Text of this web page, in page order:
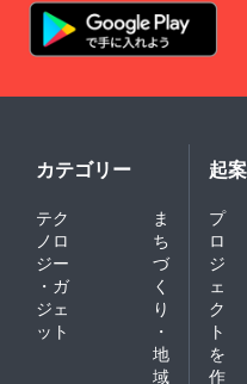
カテゴリー
テク
ノロ
ジー
・ガ
ジェ
ット
ま
ち
づ
く
り
・
地
域
起
プ
ロ
ジ
ェ
ク
ト
を
作